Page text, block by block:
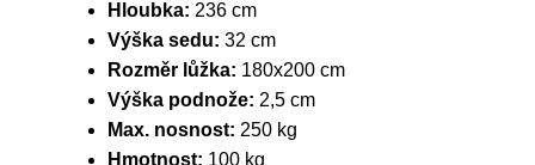
Hloubka: 236 cm
Výška sedu: 32 cm
Rozměr lůžka: 180x200 cm
Výška podnože: 2,5 cm
Max. nosnost: 250 kg
Hmotnost: 100 kg